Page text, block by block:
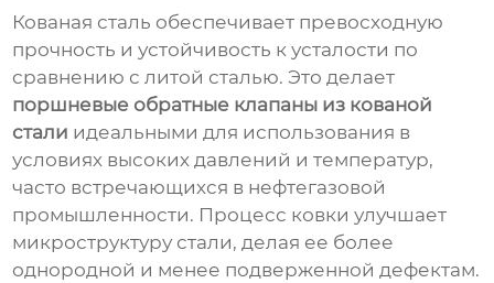
Кованая сталь обеспечивает превосходную
прочность и устойчивость к усталости по
сравнению с литой сталью. Это делает
поршневые обратные клапаны из кованой
стали идеальными для использования в
условиях высоких давлений и температур,
часто встречающихся в нефтегазовой
промышленности. Процесс ковки улучшает
микроструктуру стали, делая ее более
однородной и менее подверженной дефектам.